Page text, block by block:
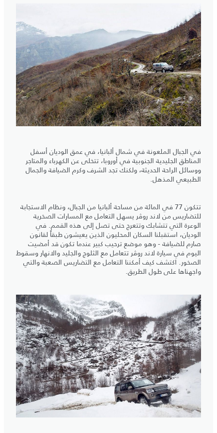
في الجبال الملعونة في شمال ألبانيا، في عمق الوديان أسفل
المناطق الجليدية الجنوبية في أوروبا، تتخلى عن الكهرباء والمتاجر
ووسائل الراحة الحديثة، ولكنك تجد الشرف وكرم الضيافة والجمال
الطبيعي المذهل.
تتكون 77 في المائة من مساحة ألبانيا من الجبال، ونظام الاستجابة
للتضاريس من لاند روڤر يسهل التعامل مع المسارات الصخرية
الوعرة التي تتشابك وتتعرج حتى تصل إلى هذه القمم. في
الوديان، استقبلنا السكان المحليون الذين يعيشون طبقاً لقانون
صارم للضيافة - وهو موضع ترحيب كبير عندما تكون قد أمضيت
اليوم في سيارة لاند روڤر تتعامل مع الثلوج والجليد والانهار وسقوط
الصخور. اكتشف كيف أمكننا التعامل مع التضاريس الصعبة والتي
واجهناها على طول الطريق.